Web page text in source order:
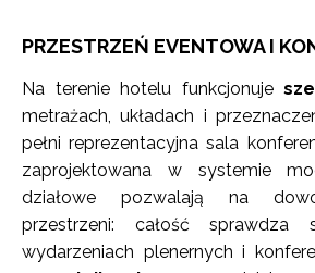
PRZESTRZEŃ EVENTOWA I
Na terenie hotelu funkcjonuje
metrażach, układach i
pełni reprezentacyjna sala
zaprojektowana w systemie
działowe pozwalają na
przestrzeni: całość
wydarzeniach plenernych i